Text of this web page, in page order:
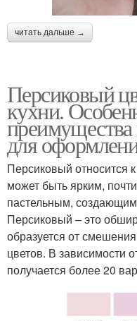
читать дальше →
Персиковый
кухни.
преимущества
для
Персиковый относится
может быть ярким,
пастельным,
Персиковый – это
образуется от
цветов. В зависимости
получается более 20